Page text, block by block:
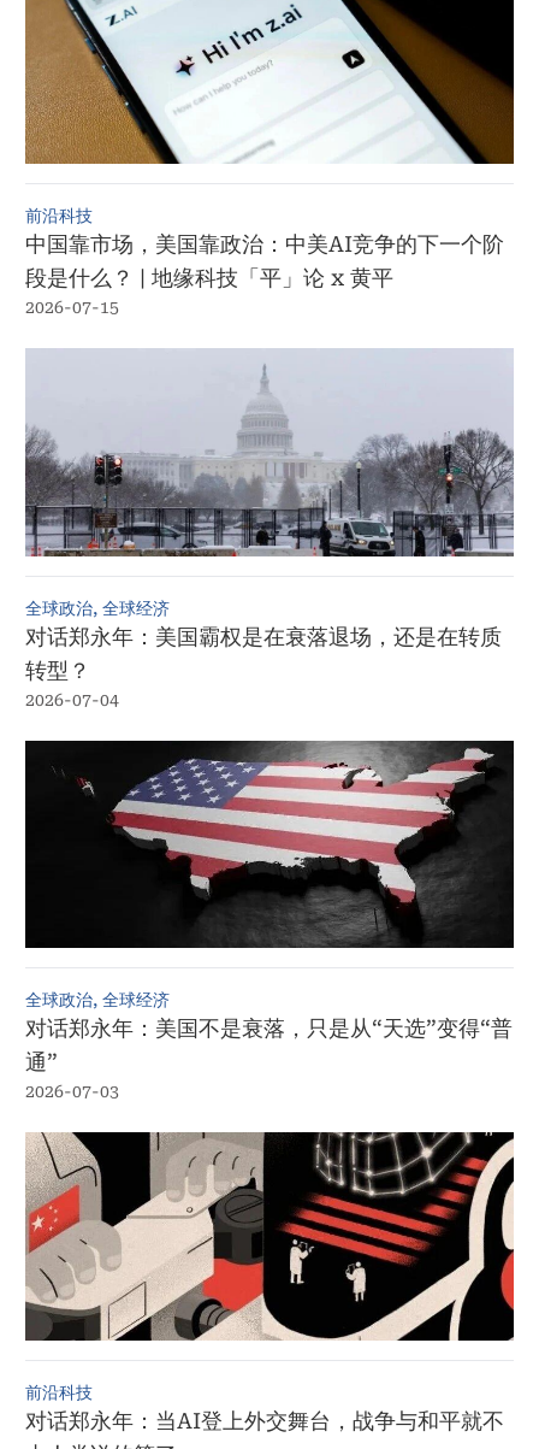
前沿科技
中国靠市场，美国靠政治：中美AI竞争的下一个阶
段是什么？ | 地缘科技「平」论 x 黄平
2026-07-15
全球政治, 全球经济
对话郑永年：美国霸权是在衰落退场，还是在转质
转型？
2026-07-04
全球政治, 全球经济
对话郑永年：美国不是衰落，只是从“天选”变得“普
通”
2026-07-03
前沿科技
对话郑永年：当AI登上外交舞台，战争与和平就不